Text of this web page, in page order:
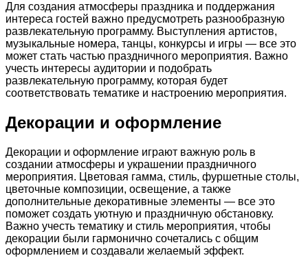
Для создания атмосферы праздника и поддержания
интереса гостей важно предусмотреть разнообразную
развлекательную программу. Выступления артистов,
музыкальные номера, танцы, конкурсы и игры — все это
может стать частью праздничного мероприятия. Важно
учесть интересы аудитории и подобрать
развлекательную программу, которая будет
соответствовать тематике и настроению мероприятия.
Декорации и оформление
Декорации и оформление играют важную роль в
создании атмосферы и украшении праздничного
мероприятия. Цветовая гамма, стиль, фуршетные столы,
цветочные композиции, освещение, а также
дополнительные декоративные элементы — все это
поможет создать уютную и праздничную обстановку.
Важно учесть тематику и стиль мероприятия, чтобы
декорации были гармонично сочетались с общим
оформлением и создавали желаемый эффект.